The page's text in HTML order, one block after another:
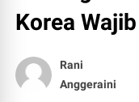
Korea
Rani
Anggeraini